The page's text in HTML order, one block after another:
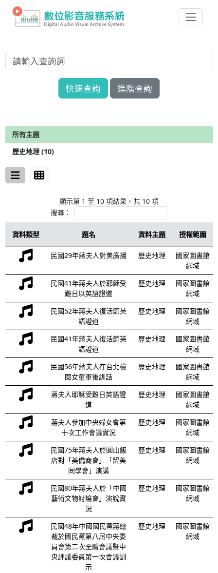
快速查詢 進階查詢
所有主題
歷史地理 (10)
顯示第 1 至 10 項結果，共 10 項
搜尋：
資料類型 題名 資料主題 授權範圍
民國29年蔣夫人對美廣播 歷史地理
國家圖書館
網域
民國41年蔣夫人於耶穌受
難日以英語證道
歷史地理
國家圖書館
網域
民國52年蔣夫人復活節英
語證道
歷史地理
國家圖書館
網域
民國41年蔣夫人復活節英
語證道
歷史地理
國家圖書館
網域
民國56年蔣夫人在台北檢
閱女童軍後訓話
歷史地理
國家圖書館
網域
蔣夫人耶穌受難日英語證
道
歷史地理
國家圖書館
網域
蔣夫人參加中央婦女會第
十次工作會議實況
歷史地理
國家圖書館
網域
民國75年蔣夫人於圓山飯
店對「美僑商會」「留美
同學會」演講
歷史地理
國家圖書館
網域
民國80年蔣夫人於「中國
藝術文物討論會」演說實
況
歷史地理
國家圖書館
網域
民國48年中國國民黨蔣總
裁於國民黨第八屆中央委
員會第二次全體會議暨中
央評議委員第一次會議訓
示
歷史地理
國家圖書館
網域